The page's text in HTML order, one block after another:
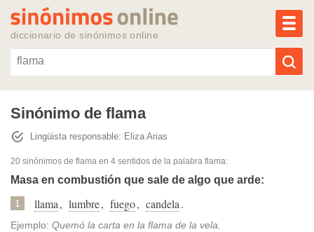
diccionario de sinónimos online
Reescribir texto con IA
Sinónimos populares
Temas populares
Temas recientes
Sinónimo de flama
Lingüista responsable: Eliza Arias
20 sinónimos de flama en 4 sentidos de la palabra flama:
Masa en combustión que sale de algo que arde:
1 llama, lumbre, fuego, candela.
Ejemplo: Quemó la carta en la flama de la vela.